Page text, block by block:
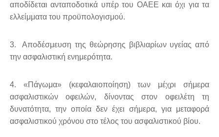
αποδίδεται ανταποδοτικά υπέρ του ΟΑΕΕ και όχι για τα
ελλείμματα του προϋπολογισμού.
3. Αποδέσμευση της θεώρησης βιβλιαρίων υγείας από
την ασφαλιστική ενημερότητα.
4. «Πάγωμα» (κεφαλαιοποίηση) των μέχρι σήμερα
ασφαλιστικών οφειλών, δίνοντας στον οφειλέτη τη
δυνατότητα, την οποία δεν έχει σήμερα, για μεταφορά
ασφαλιστικού χρόνου στο τέλος του ασφαλιστικού βίου.